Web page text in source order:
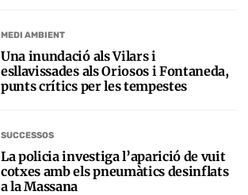
MEDI AMBIENT
Una inundació als Vilars i
esllavissades als Oriosos i Fontaneda,
punts crítics per les tempestes
SUCCESSOS
La policia investiga l’aparició de vuit
cotxes amb els pneumàtics desinflats
a la Massana